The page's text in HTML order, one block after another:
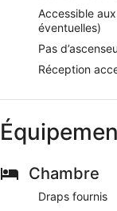
Accessible
éventuelles)
Pas
Réception
Chambre
Draps fournis